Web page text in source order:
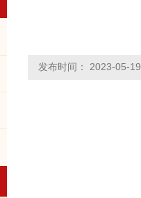
发布时间： 2023-05-19